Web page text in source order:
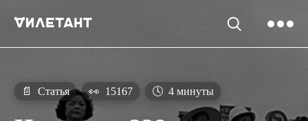
📄 Статья 👀 15167 🕓 4 минуты